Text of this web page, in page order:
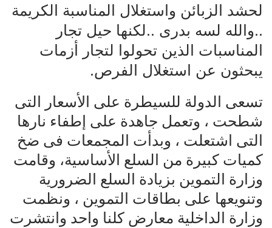
لحشد الزبائن واستغلال المناسبة الكريمة
..والله لسه بدرى ..لكنها حيل تجار
المناسبات الذين تحولوا لتجار أزمات
يبحثون عن استغلال الفرص.
تسعى الدولة للسيطرة على الأسعار التى
شطحت ، وتعمل جاهدة على إطفاء نارها
التى اشتعلت ، وبدأت المجمعات فى ضخ
كميات كبيرة من السلع الأساسية، وقامت
وزارة التموين بزيادة السلع الضرورية
وتنويعها على بطاقات التموين ، ونظمت
وزارة الداخلية معارض كلنا واحد وانتشرت